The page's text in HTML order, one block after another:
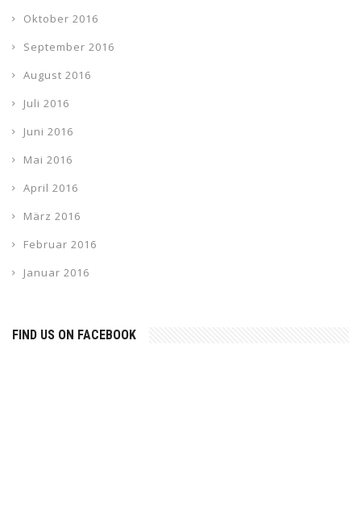
Oktober 2016
September 2016
August 2016
Juli 2016
Juni 2016
Mai 2016
April 2016
März 2016
Februar 2016
Januar 2016
FIND US ON FACEBOOK